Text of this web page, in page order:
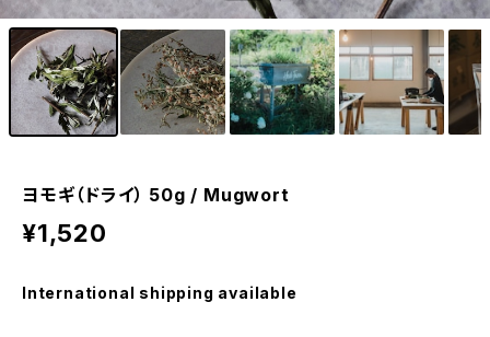
ヨモギ（ドライ） 50g / Mugwort
¥1,520
International shipping available